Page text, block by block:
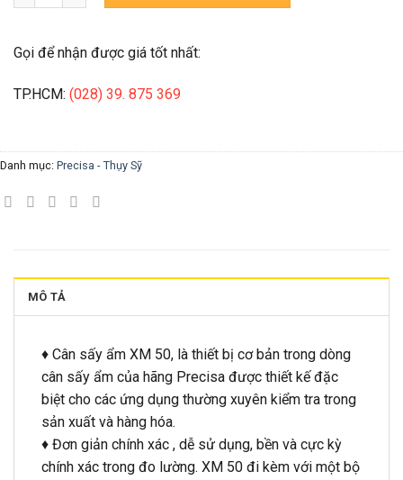
Gọi để nhận được giá tốt nhất:
TP.HCM: (028) 39. 875 369
Danh mục: Precisa - Thụy Sỹ
MÔ TẢ
♦ Cân sấy ẩm XM 50, là thiết bị cơ bản trong dòng
cân sấy ẩm của hãng Precisa được thiết kế đặc
biệt cho các ứng dụng thường xuyên kiểm tra trong
sản xuất và hàng hóa.
♦ Đơn giản chính xác , dễ sử dụng, bền và cực kỳ
chính xác trong đo lường. XM 50 đi kèm với một bộ